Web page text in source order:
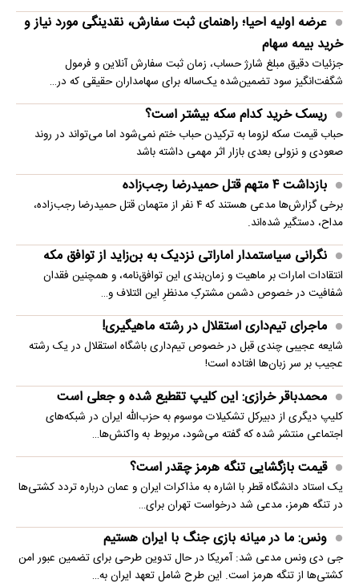
عرضه اولیه احیا؛ راهنمای ثبت سفارش، نقدینگی مورد نیاز و
خرید بیمه سهام
جزئیات دقیق مبلغ شارژ حساب، زمان ثبت سفارش آنلاین و فرمول
شگفت‌انگیز سود تضمین‌شده یک‌ساله برای سهامداران حقیقی که در…
ریسک خرید کدام سکه بیشتر است؟
حباب قیمت سکه لزوما به ترکیدن حباب ختم نمی‌شود اما می‌تواند در روند
صعودی و نزولی بعدی بازار اثر مهمی داشته باشد
بازداشت ۴ متهم قتل حمیدرضا رجب‌زاده
برخی گزارش‌ها مدعی هستند که ۴ نفر از متهمان قتل حمیدرضا رجب‌زاده،
مداح، دستگیر شده‌اند.
نگرانی سیاستمدار اماراتی نزدیک به بن‌زاید از توافق مکه
انتقادات امارات بر ماهیت و زمان‌بندی این توافق‌نامه، و همچنین فقدان
شفافیت در خصوص دشمن مشترکِ مدنظرِ این ائتلاف و…
ماجرای تیم‌داری استقلال در رشته ماهیگیری!
شایعه عجیبی چندی قبل در خصوص تیم‌داری باشگاه استقلال در یک رشته
عجیب بر سر زبان‌ها افتاده است!
محمدباقر خرازی: این کلیپ تقطیع شده و جعلی است
کلیپ دیگری از دبیرکل تشکیلات موسوم به حزب‌الله ایران در شبکه‌های
اجتماعی منتشر شده که گفته می‌شود، مربوط به واکنش‌ها…
قیمت بازگشایی تنگه هرمز چقدر است؟
یک استاد دانشگاه قطر با اشاره به مذاکرات ایران و عمان درباره تردد کشتی‌ها
در تنگه هرمز، مدعی شد درخواست تهران برای…
ونس: ما در میانه بازی جنگ با ایران هستیم
جی دی ونس مدعی شد: آمریکا در حال تدوین طرحی برای تضمین عبور امن
کشتی‌ها از تنگه هرمز است. این طرح شامل تعهد ایران به…